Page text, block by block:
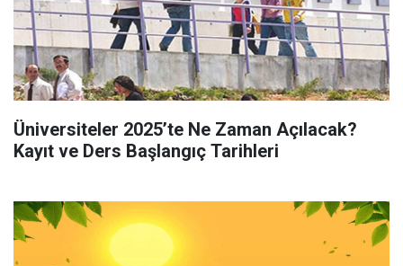
Üniversiteler 2025’te Ne Zaman Açılacak?
Kayıt ve Ders Başlangıç Tarihleri